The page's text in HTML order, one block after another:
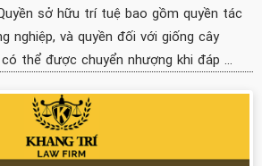
sở hữu trí tuệ bao gồm quyền tác
nghiệp, và quyền đối với giống cây
thể được chuyển nhượng khi đáp ...